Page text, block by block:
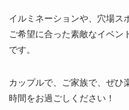
イルミネーションや、穴場ス
ご希望に合った素敵なイベン
です。
カップルで、ご家族で、ぜひ
時間をお過ごしください！